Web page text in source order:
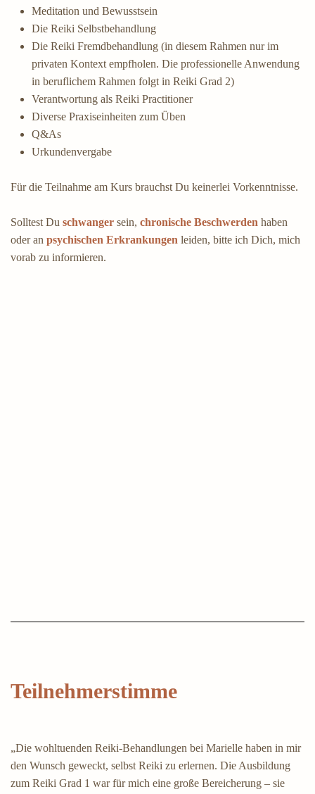
Meditation und Bewusstsein
Die Reiki Selbstbehandlung
Die Reiki Fremdbehandlung (in diesem Rahmen nur im
privaten Kontext empfholen. Die professionelle Anwendung
in beruflichem Rahmen folgt in Reiki Grad 2)
Verantwortung als Reiki Practitioner
Diverse Praxiseinheiten zum Üben
Q&As
Urkundenvergabe
Für die Teilnahme am Kurs brauchst Du keinerlei Vorkenntnisse.
Solltest Du schwanger sein, chronische Beschwerden haben
oder an psychischen Erkrankungen leiden, bitte ich Dich, mich
vorab zu informieren.
Teilnehmerstimme
„Die wohltuenden Reiki-Behandlungen bei Marielle haben in mir
den Wunsch geweckt, selbst Reiki zu erlernen. Die Ausbildung
zum Reiki Grad 1 war für mich eine große Bereicherung – sie